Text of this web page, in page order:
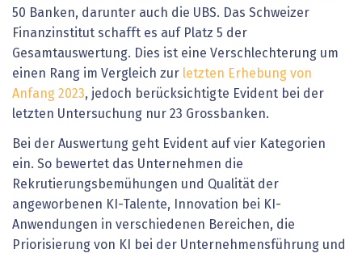
50 Banken, darunter auch die UBS. Das Schweizer
Finanzinstitut schafft es auf Platz 5 der
Gesamtauswertung. Dies ist eine Verschlechterung um
einen Rang im Vergleich zur letzten Erhebung von
Anfang 2023, jedoch berücksichtigte Evident bei der
letzten Untersuchung nur 23 Grossbanken.
Bei der Auswertung geht Evident auf vier Kategorien
ein. So bewertet das Unternehmen die
Rekrutierungsbemühungen und Qualität der
angeworbenen KI-Talente, Innovation bei KI-
Anwendungen in verschiedenen Bereichen, die
Priorisierung von KI bei der Unternehmensführung und